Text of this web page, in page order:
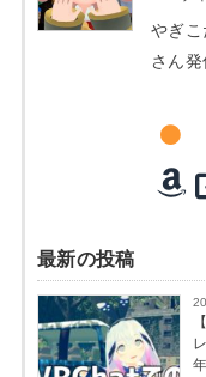
やぎこ
さん発
最新の投稿